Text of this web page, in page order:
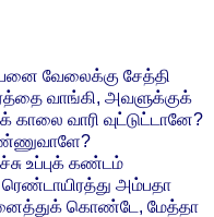
வேலைக்கு சேத்தி
வாங்கி, அவளுக்குக்
காலை வாரி வுட்டுட்டானே?
உப்புக் கண்டம்
ரெண்டாயிரத்து அம்பதா
கொண்டே, மேத்தா